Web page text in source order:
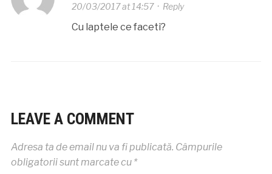
20/03/2017 at 14:57· Reply
Cu laptele ce faceti?
LEAVE A COMMENT
Adresa ta de email nu va fi publicată. Câmpurile
obligatorii sunt marcate cu *